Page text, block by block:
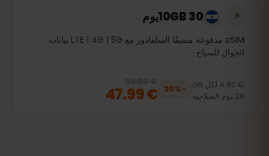
10GB 30يوم
eSIM مدفوعة مسبقًا السلفادور مع LTE | 4G | 5G بيانات
الجوال للسياح
€ 4.80 لكل GB
30 يوم الصلاحية
−
20%
20% off, was
€ 47.99 € 59.99
€ 47.99